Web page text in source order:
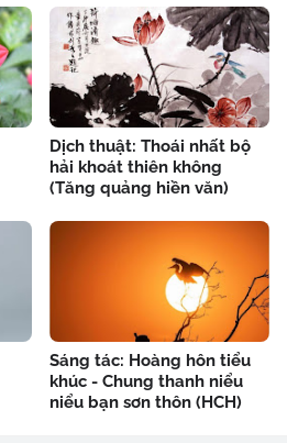
Dịch thuật: Thoái nhất bộ
hải khoát thiên không
(Tăng quảng hiền văn)
Sáng tác: Hoàng hôn tiểu
khúc - Chung thanh niểu
niểu bạn sơn thôn (HCH)